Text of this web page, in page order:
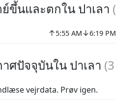
ขึ้นและตกใน ปาเลา (
↑5:55 AM↓6:19 PM
ศปัจจุบันใน ปาเลา (3
vejrdata. Prøv igen.